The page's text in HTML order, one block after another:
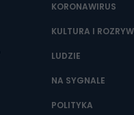
KORONAWIRUS
KULTURA I
LUDZIE
NA SYGNALE
POLITYKA